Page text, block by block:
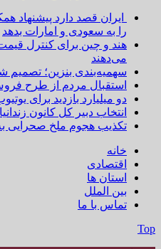
ایران قصد دارد پیشنهاد
را به سعودی و امارات بدهد
هند و چین برای کنترل
می‌دهند
سهمیه‌بندی بنزین؛
استقبال مردم از طرح
دو میلیارد بازدید برای
انتخاب دبیر کل کانون
تکذیب هجوم ملخ صحرایی
خانه
اقتصادی
استان ها
بین الملل
تماس با ما
Top